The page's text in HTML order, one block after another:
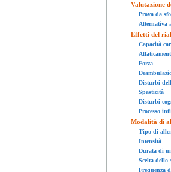
Valutazione
Prova da
Alternativa
Effetti del
Capacità
Forza
Disturbi
Spasticità
Disturbi
Processo
Modalità di
Tipo di
Intensità
Durata di
Scelta dello
Frequenza